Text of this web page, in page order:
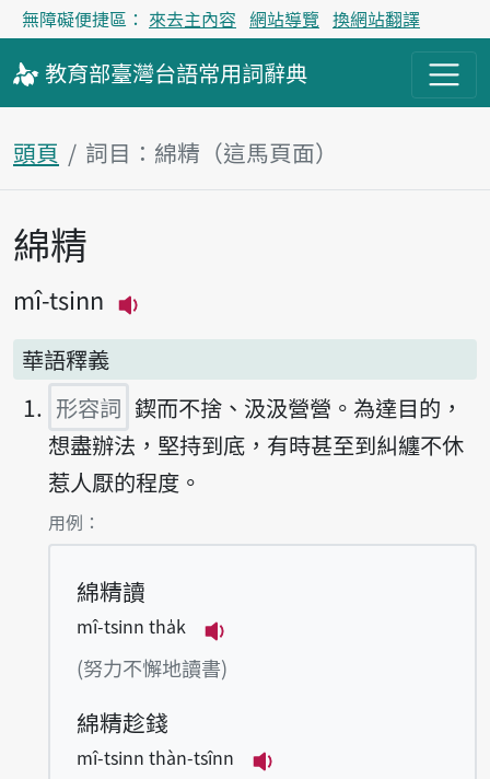
無障礙便捷區： 來去主內容 網站導覽 換網站翻譯
教育部臺灣台語常用詞辭典
頭頁 詞目：綿精（這馬頁面）
主內容區
綿精
mî-tsinn
華語釋義
形容詞 鍥而不捨、汲汲營營。為達目的，
想盡辦法，堅持到底，有時甚至到糾纏不休
惹人厭的程度。
第1項釋義的
用例：
綿精讀
mî-tsinn tha̍k
播放例句mî-tsinn tha̍k
(努力不懈地讀書)
綿精趁錢
mî-tsinn thàn-tsînn